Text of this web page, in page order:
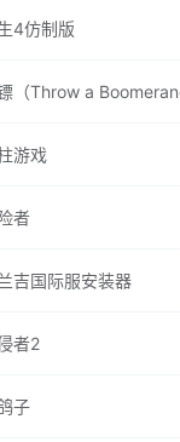
4仿制版
游戏
者
吉国际服安装器
者2
子